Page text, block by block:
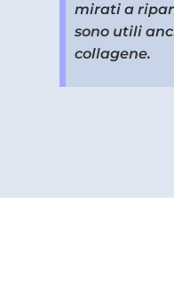
mirati a
sono utili
collagene.